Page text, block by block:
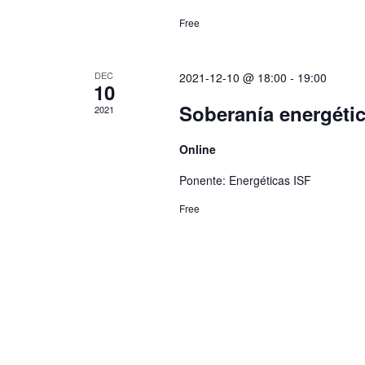
Free
DEC
10
2021
2021-12-10 @ 18:00 - 19:00
Soberanía
Online
Ponente: Energéticas ISF
Free